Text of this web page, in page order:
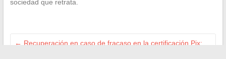
sociedad que retrata.
← Recuperación en caso de fracaso en la certificación Pix: